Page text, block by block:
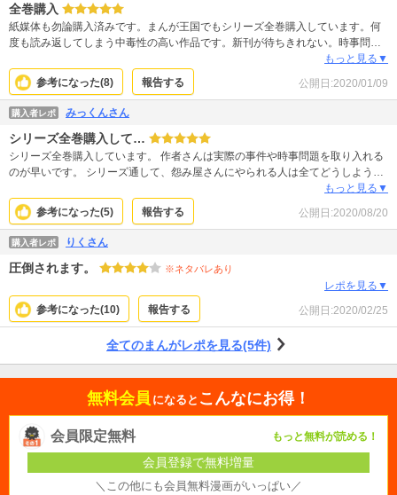
全巻購入
紙媒体も勿論購入済みです。まんが王国でもシリーズ全巻購入しています。何
度も読み返してしまう中毒性の高い作品です。新刊が待ちきれない。時事問題
を取り入れてあったり、先の読めない展開が面白すぎてたまりません。もっと見る▼
参考になった(8) 報告する 公開日:2020/01/09
購入者レポ みっくんさん
シリーズ全巻購入して…
シリーズ全巻購入しています。 作者さんは実際の事件や時事問題を取り入れる
のが早いです。 シリーズ通して、怨み屋さんにやられる人は全てどうしようも
ないほどのクズなのですが、最近思うのは、それが大袈裟な話ではなく実際に
そんなやつが普通にゴロゴロ存在するということ。 こんなご時世では、怨み屋
本舗は右肩上がりで儲かり続けるでしょうね。
もっと見る▼
参考になった(5) 報告する 公開日:2020/08/20
購入者レポ りくさん
圧倒されます。 ※ネタバレあり
レポを見る▼
参考になった(10) 報告する 公開日:2020/02/25
全てのまんがレポを見る(5件)
無料会員 になると こんなにお得！
会員限定無料 もっと無料が読める！
会員登録で無料増量
＼この他にも会員無料漫画がいっぱい／